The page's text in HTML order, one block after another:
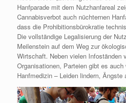
Hanfparade mit dem Nutzhanfareal
Cannabisverbot auch nüchternen
dass die Prohibitionsbürokratie
Die vollständige Legalisierung der
Meilenstein auf dem Weg zur
Wirtschaft. Neben vielen Infoständen
Organisationen, Parteien gibt es
Hanfmedizin – Leiden lindern, Ängste